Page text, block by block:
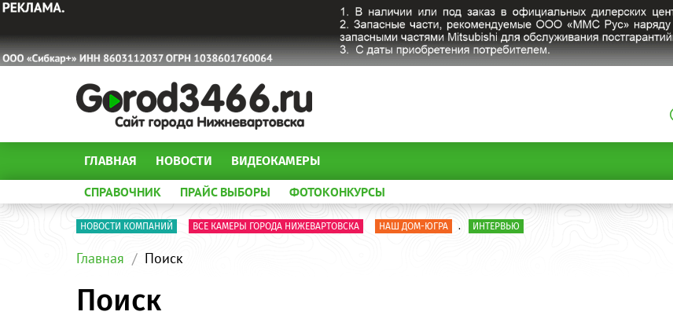
ГЛАВНАЯ НОВОСТИ ВИДЕОКАМЕРЫ
СПРАВОЧНИК ПРАЙС ВЫБОРЫ ФОТОКОНКУРСЫ
НОВОСТИ КОМПАНИЙ ВСЕ КАМЕРЫ ГОРОДА НИЖЕВАРТОВСКА НАШ ДОМ-ЮГРА . ИНТЕРВЬЮ
Главная Поиск
Поиск